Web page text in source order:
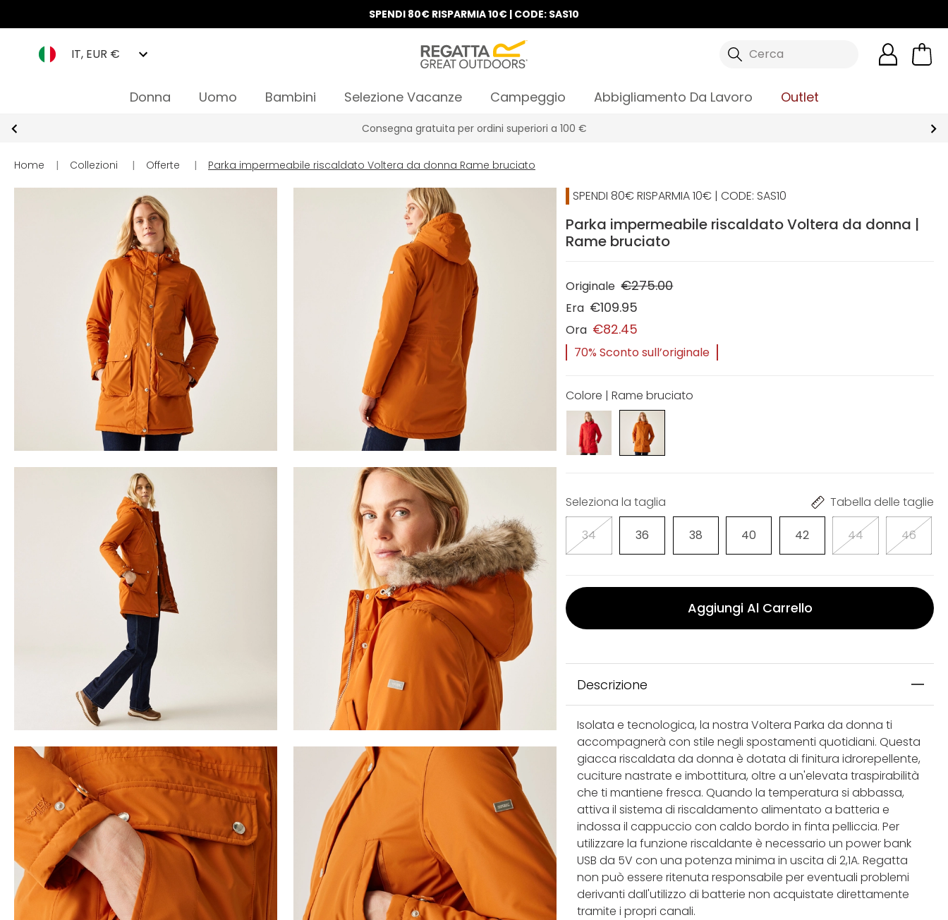
SPENDI 80€ RISPARMIA 10€ | CODE: SAS10
IT, EUR € Cerca
Donna Uomo Bambini Selezione Vacanze Campeggio Abbigliamento Da Lavoro Outlet
10% di sconto sul tuo primo ordine
Home | Collezioni | Offerte | Parka impermeabile riscaldato Voltera da donna Rame bruciato
SPENDI 80€ RISPARMIA 10€ | CODE: SAS10
Parka impermeabile riscaldato Voltera da donna |
Rame bruciato
Originale €275.00
Era €109.95
Ora €82.45
70% Sconto sull’originale
Colore | Rame bruciato
Seleziona la taglia Tabella delle taglie
34 36 38 40 42 44 46
Aggiungi Al Carrello
Descrizione
Isolata e tecnologica, la nostra Voltera Parka da donna ti
accompagnerà con stile negli spostamenti quotidiani. Questa
giacca riscaldata da donna è dotata di finitura idrorepellente,
cuciture nastrate e imbottitura, oltre a un'elevata traspirabilità
che ti mantiene fresca. Quando la temperatura si abbassa,
attiva il sistema di riscaldamento alimentato a batteria e
indossa il cappuccio con caldo bordo in finta pelliccia. Per
utilizzare la funzione riscaldante è necessario un power bank
USB da 5V con una potenza minima in uscita di 2,1A. Regatta
non può essere ritenuta responsabile per eventuali problemi
derivanti dall'utilizzo di batterie non acquistate direttamente
tramite i propri canali.